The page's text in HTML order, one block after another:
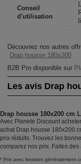
Conseil
d'utilisation
Découvrez nos autres
Drap housse 180x200
B2B Pro disponible sur
Les avis Drap
Drap housse 180x200
Avec Planete Discount
achat Drap housse 180x200
prix réduits. Trouvez les
comparez nos prix. Faites
* Prix avec livraison généralement